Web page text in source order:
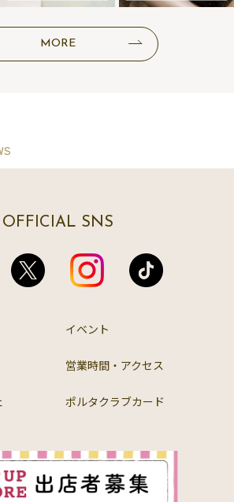
MORE
OFFICIAL SNS
イベント
営業時間・アクセス
ポルタクラブカード